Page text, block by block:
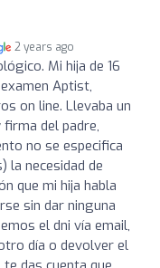
2 years ago
Mi hija de 16
Aptist,
on line. Llevaba un
del padre,
no se especifica
la necesidad de
que mi hija habla
sin dar ninguna
el dni vía email,
día o devolver el